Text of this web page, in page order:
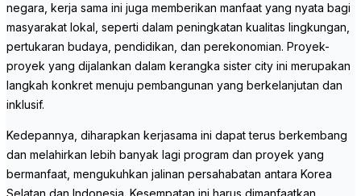
negara, kerja sama ini juga memberikan manfaat yang nyata bagi
masyarakat lokal, seperti dalam peningkatan kualitas lingkungan,
pertukaran budaya, pendidikan, dan perekonomian. Proyek-
proyek yang dijalankan dalam kerangka sister city ini merupakan
langkah konkret menuju pembangunan yang berkelanjutan dan
inklusif.
Kedepannya, diharapkan kerjasama ini dapat terus berkembang
dan melahirkan lebih banyak lagi program dan proyek yang
bermanfaat, mengukuhkan jalinan persahabatan antara Korea
Selatan dan Indonesia. Kesempatan ini harus dimanfaatkan